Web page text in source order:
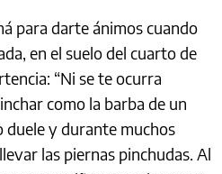
para darte ánimos cuando
en el suelo del cuarto de
“Ni se te ocurra
como la barba de un
duele y durante muchos
las piernas pinchudas. Al